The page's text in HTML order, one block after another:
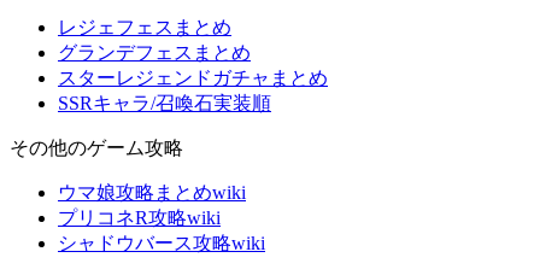
レジェフェスまとめ
グランデフェスまとめ
スターレジェンドガチャまとめ
SSRキャラ/召喚石実装順
その他のゲーム攻略
ウマ娘攻略まとめwiki
プリコネR攻略wiki
シャドウバース攻略wiki